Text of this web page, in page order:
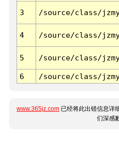
3 /source/class/
4 /source/class/
5 /source/class/
6 /source/class/
www.365jz.com 已经将此出错信息详
们深感